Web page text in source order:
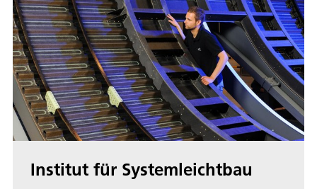
Institut für Systemleichtbau